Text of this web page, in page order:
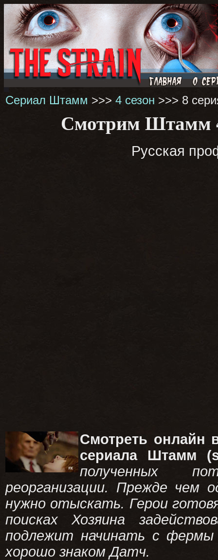
Сериал Штамм >>> 4 сезон >>> 8
Смотрим Штамм 4
Русская
Смотреть онлайн
сериала Штамм
полученных
реорганизации. Прежде чем
нужно отыскать. Герои
поисках Хозяина
подлежит начинать с фермы
хорошо знаком Датч.